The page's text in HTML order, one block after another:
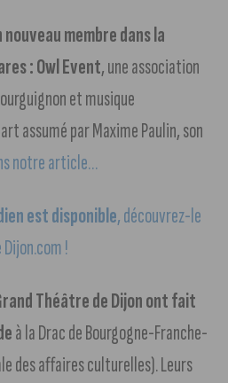
nouveau membre dans la
: Owl Event, une association
et musique
assumé par Maxime Paulin, son
notre article…
est disponible, découvrez-le
!
Théâtre de Dijon ont fait
à la Drac de Bourgogne-Franche-
des affaires culturelles). Leurs